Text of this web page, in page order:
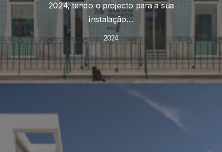
2024, tendo o projecto para a sua
instalação…
2024